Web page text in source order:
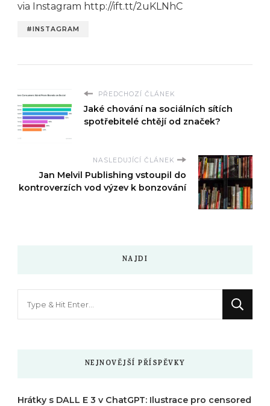
via Instagram http://ift.tt/2uKLNhC
#INSTAGRAM
PŘEDCHOZÍ ČLÁNEK
Jaké chování na sociálních sítích
spotřebitelé chtějí od značek?
NASLEDUJÍCÍ ČLÁNEK
Jan Melvil Publishing vstoupil do
kontroverzích vod výzev k bonzování
NAJDI
NEJNOVĚJŠÍ PŘÍSPĚVKY
Hrátky s DALL E 3 v ChatGPT: Ilustrace pro censored